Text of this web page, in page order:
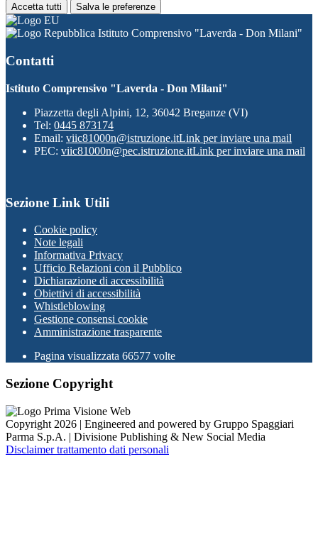
Accetta tutti Salva le preferenze
Istituto Comprensivo "Laverda - Don Milani"
Contatti
Istituto Comprensivo "Laverda - Don Milani"
Piazzetta degli Alpini, 12, 36042 Breganze (VI)
Tel: 0445 873174
Email: viic81000n@istruzione.itLink per inviare una mail
PEC: viic81000n@pec.istruzione.itLink per inviare una mail
Sezione Link Utili
Cookie policy
Note legali
Informativa Privacy
Ufficio Relazioni con il Pubblico
Dichiarazione di accessibilità
Obiettivi di accessibilità
Whistleblowing
Gestione consensi cookie
Amministrazione trasparente
Pagina visualizzata 66577 volte
Sezione Copyright
Copyright 2026 | Engineered and powered by Gruppo Spaggiari
Parma S.p.A. | Divisione Publishing & New Social Media
Disclaimer trattamento dati personali